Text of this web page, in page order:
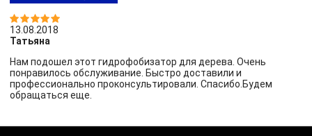


13.08.2018
Татьяна
Нам подошел этот гидрофобизатор для дерева. Очень
понравилось обслуживание. Быстро доставили и
профессионально проконсультировали. Спасибо.Будем
обращаться еще.